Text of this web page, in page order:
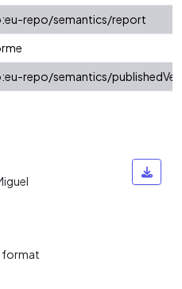
repo/semantics/report
repo/semantics/
format